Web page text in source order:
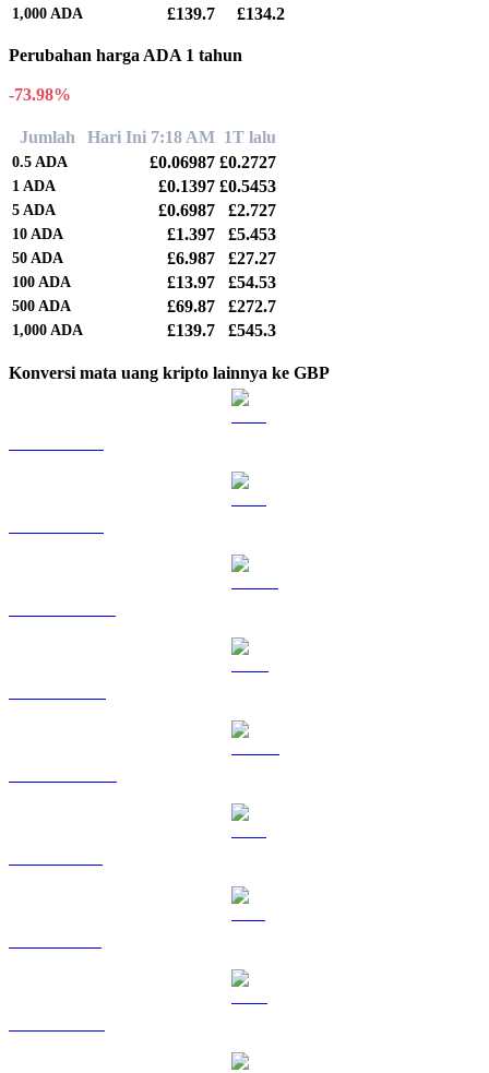
1,000 ADA £139.7 £134.2
Perubahan harga ADA 1 tahun
-73.98%
Jumlah Hari Ini 7:18 AM 1T lalu
0.5 ADA £0.06987 £0.2727
1 ADA £0.1397 £0.5453
5 ADA £0.6987 £2.727
10 ADA £1.397 £5.453
50 ADA £6.987 £27.27
100 ADA £13.97 £54.53
500 ADA £69.87 £272.7
1,000 ADA £139.7 £545.3
Konversi mata uang kripto lainnya ke GBP